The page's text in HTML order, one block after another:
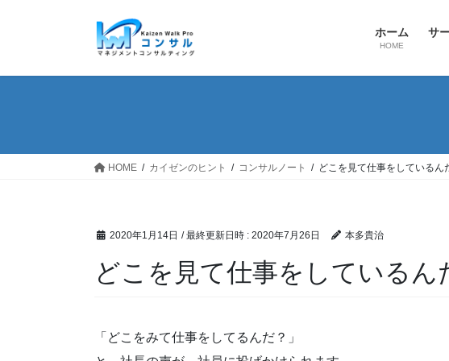
ホーム
HOME
サ
HOME カイゼンのヒント コンサルノート どこを見て仕事をしているん
2020年1月14日 / 最終更新日時 : 2020年7月26日 本多貴治
どこを見て仕事をしているん
「どこをみて仕事をしてるんだ？」